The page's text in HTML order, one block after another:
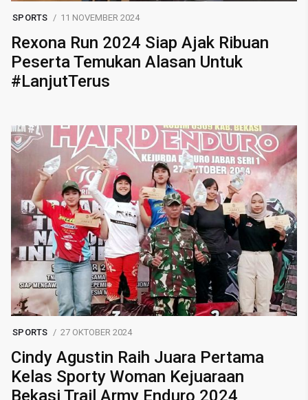
SPORTS 11 NOVEMBER 2024
Rexona Run 2024 Siap Ajak Ribuan
Peserta Temukan Alasan Untuk
#LanjutTerus
SPORTS 27 OKTOBER 2024
Cindy Agustin Raih Juara Pertama
Kelas Sporty Woman Kejuaraan
Bekasi Trail Army Enduro 2024